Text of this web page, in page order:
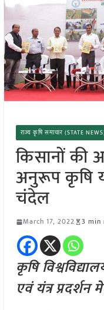
राज्य कृषि समाचार (STATE
किसानों
अनुरूप कृषि
चंदेल
March 17, 2022 3 min
कृषि
एवं यंत्र